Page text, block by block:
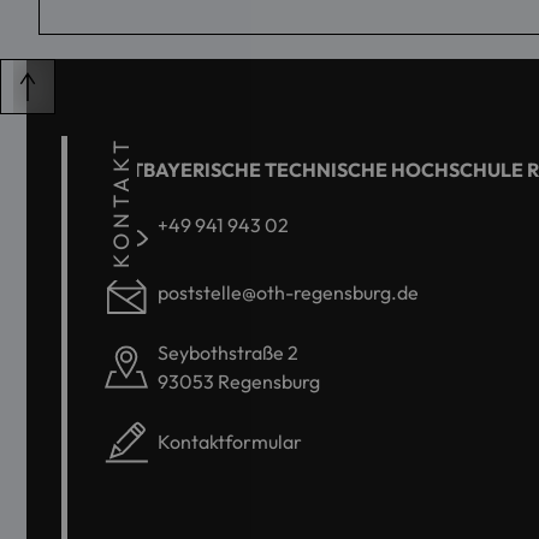
KONTAKT
OSTBAYERISCHE TECHNISCHE HOCHSCHULE
+49 941 943 02
poststelle@oth-regensburg.de
Seybothstraße 2
93053 Regensburg
Kontaktformular